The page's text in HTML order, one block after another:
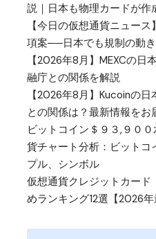
説｜日本も物理カードが作
【今日の仮想通貨ニュー
項案──日本でも規制の動
【2026年8月】MEXCの日
融庁との関係を解説
【2026年8月】Kucoinの
との関係は？最新情報をお
ビットコイン＄９３,９０
貨チャート分析：ビットコ
プル、シンボル
仮想通貨クレジットカード
めランキング12選【2026年